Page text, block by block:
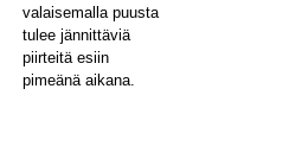
valaisemalla puusta
tulee jännittäviä
piirteitä esiin
pimeänä aikana.